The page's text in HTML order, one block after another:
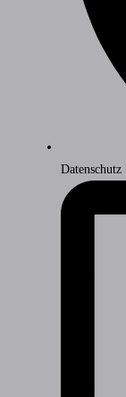
Datenschutz